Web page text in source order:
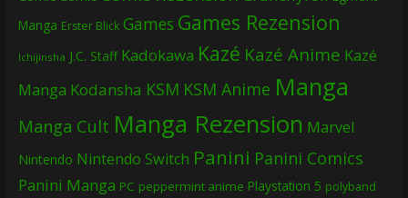
Manga Erster Blick Games Games Rezension
Ichijinsha J.C. Staff Kadokawa Kazé Kazé Anime Kazé
Manga Kodansha KSM KSM Anime Manga
Manga Cult Manga Rezension Marvel
Nintendo Nintendo Switch Panini Panini Comics
Panini Manga PC peppermint anime Playstation 5 polyband